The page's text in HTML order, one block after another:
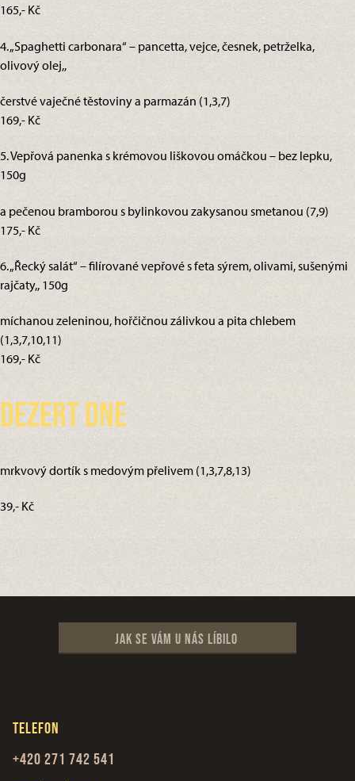
165,- Kč
4. „Spaghetti carbonara“ – pancetta, vejce, česnek, petrželka,
olivový olej,,
čerstvé vaječné těstoviny a parmazán (1,3,7)
169,- Kč
5. Vepřová panenka s krémovou liškovou omáčkou – bez lepku,
150g
a pečenou bramborou s bylinkovou zakysanou smetanou (7,9)
175,- Kč
6. „Řecký salát“ – filírované vepřové s feta sýrem, olivami, sušenými
rajčaty,, 150g
míchanou zeleninou, hořčičnou zálivkou a pita chlebem
(1,3,7,10,11)
169,- Kč
Dezert dne
mrkvový dortík s medovým přelivem (1,3,7,8,13)
39,- Kč
Jak se vám u nás líbilo
Telefon
+420 271 742 541